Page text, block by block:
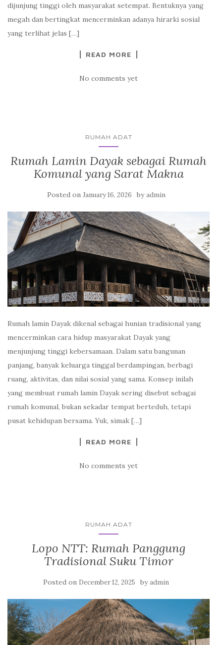
dijunjung tinggi oleh masyarakat setempat. Bentuknya yang
megah dan bertingkat mencerminkan adanya hirarki sosial
yang terlihat jelas […]
READ MORE
No comments yet
RUMAH ADAT
Rumah Lamin Dayak sebagai Rumah
Komunal yang Sarat Makna
Posted on January 16, 2026 byadmin
Rumah lamin Dayak dikenal sebagai hunian tradisional yang
mencerminkan cara hidup masyarakat Dayak yang
menjunjung tinggi kebersamaan. Dalam satu bangunan
panjang, banyak keluarga tinggal berdampingan, berbagi
ruang, aktivitas, dan nilai sosial yang sama. Konsep inilah
yang membuat rumah lamin Dayak sering disebut sebagai
rumah komunal, bukan sekadar tempat berteduh, tetapi
pusat kehidupan bersama. Yuk, simak […]
READ MORE
No comments yet
RUMAH ADAT
Lopo NTT: Rumah Panggung
Tradisional Suku Timor
Posted on December 12, 2025 byadmin